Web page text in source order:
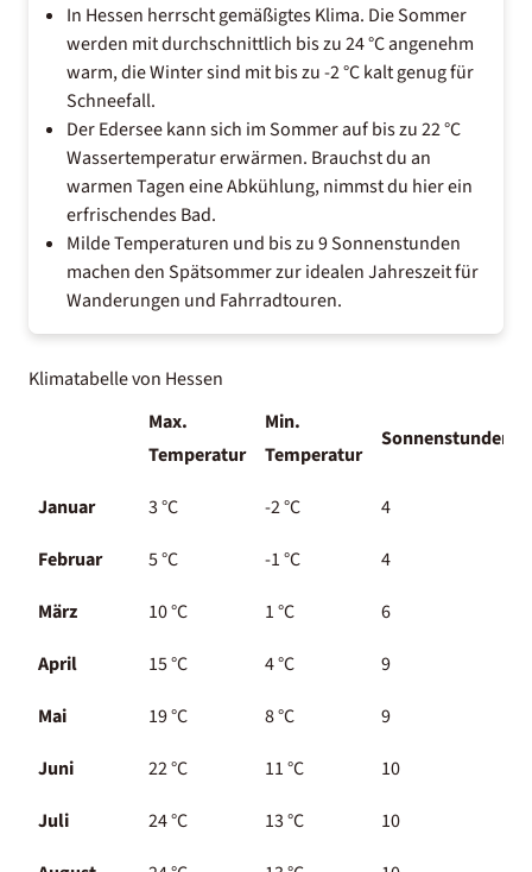
In Hessen herrscht gemäßigtes Klima. Die Sommer
werden mit durchschnittlich bis zu 24 °C angenehm
warm, die Winter sind mit bis zu -2 °C kalt genug für
Schneefall.
Der Edersee kann sich im Sommer auf bis zu 22 °C
Wassertemperatur erwärmen. Brauchst du an
warmen Tagen eine Abkühlung, nimmst du hier ein
erfrischendes Bad.
Milde Temperaturen und bis zu 9 Sonnenstunden
machen den Spätsommer zur idealen Jahreszeit für
Wanderungen und Fahrradtouren.
Klimatabelle von Hessen
Max.
Temperatur
Min.
Temperatur
Sonnenstunden
Januar
3 °C -2 °C 4
Februar
5 °C -1 °C 4
März
10 °C 1 °C 6
April
15 °C 4 °C 9
Mai
19 °C 8 °C 9
Juni
22 °C 11 °C 10
Juli
24 °C 13 °C 10